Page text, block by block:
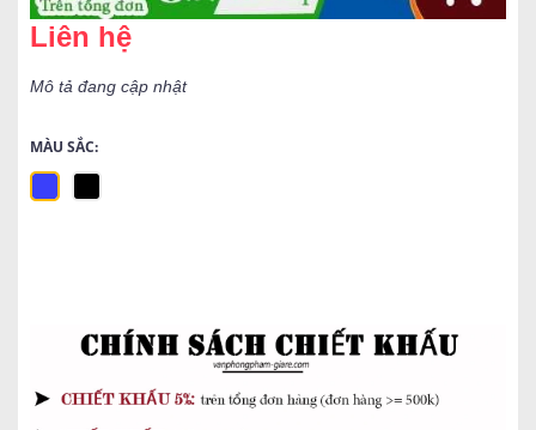
Liên hệ
Mô tả đang cập nhật
MÀU SẮC: